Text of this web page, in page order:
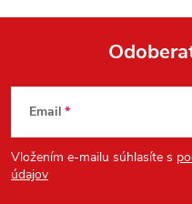
Z
á
p
Email
Vložením e-mailu súhlasíte s
údajov